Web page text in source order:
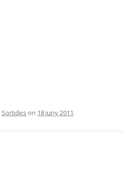
Sortides on 18 juny 2011.